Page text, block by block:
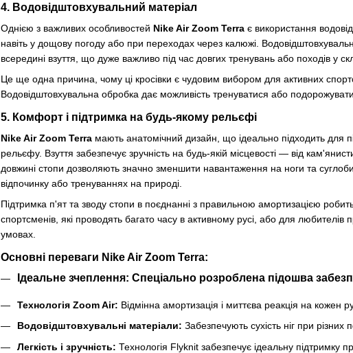
4. Водовідштовхувальний матеріал
Однією з важливих особливостей Nike Air Zoom Terra є використання
навіть у дощову погоду або при переходах через калюжі.
всередині взуття, що дуже важливо під час довгих тренувань або походів у
Це ще одна причина, чому ці кросівки є чудовим вибором для активних
Водовідштовхувальна обробка дає можливість тренуватися або
5. Комфорт і підтримка на будь-якому рельєфі
Nike Air Zoom Terra мають анатомічний дизайн, що ідеально підходить для
рельєфу. Взуття забезпечує зручність на будь-якій місцевості — від
довжині стопи дозволяють значно зменшити навантаження на ноги та
відпочинку або тренуваннях на природі.
Підтримка п'ят та зводу стопи в поєднанні з правильною амортизацією
спортсменів, які проводять багато часу в активному русі, або для любителів
умовах.
Основні переваги Nike Air Zoom Terra:
Ідеальне зчеплення: Спеціально розроблена підошва
Технологія Zoom Air: Відмінна амортизація і миттєва реакція на кожен
Водовідштовхувальні матеріали: Забезпечують сухість ніг при різних
Легкість і зручність: Технологія Flyknit забезпечує ідеальну підтримку